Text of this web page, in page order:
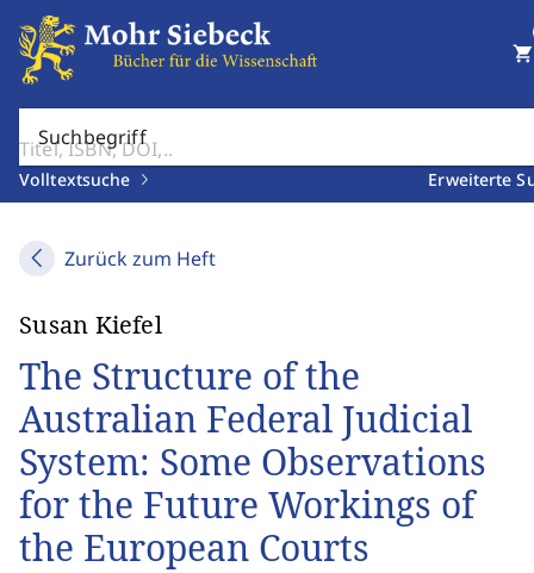
Suchbegriff
Volltextsuche Erweiterte
shopping_cart
Zurück zum Heft
Susan Kiefel
The Structure of the
Australian Federal Judicial
System: Some Observations
for the Future Workings of
the European Courts